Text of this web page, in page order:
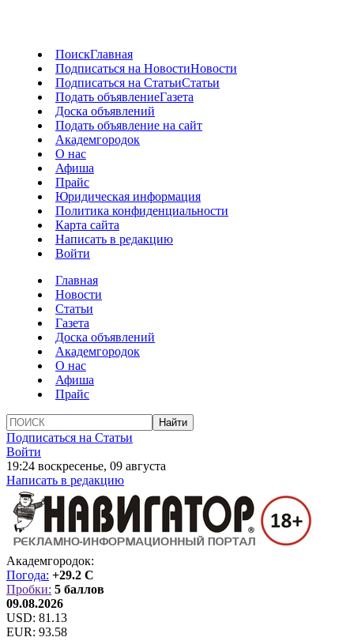
ПоискГлавная
Подписаться на НовостиНовости
Подписаться на СтатьиСтатьи
Подать объявлениеГазета
Доска объявлений
Подать объявление на сайт
Академгородок
О нас
Афиша
Прайс
Юридическая информация
Политика конфиденциальности
Карта сайта
Написать в редакцию
Войти
Главная
Новости
Статьи
Газета
Доска объявлений
Академгородок
О нас
Афиша
Прайс
Подписаться на Статьи
Войти
19:24 воскресенье, 09 августа
Написать в редакцию
Академгородок:
Погода: +29.2 C
Пробки: 5 баллов
09.08.2026
USD: 81.13
EUR: 93.58